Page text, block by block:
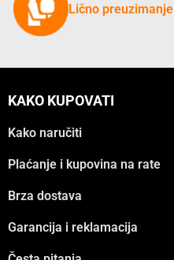
Lično preuzimanje
KAKO KUPOVATI
Kako naručiti
Plaćanje i kupovina na rate
Brza dostava
Garancija i reklamacija